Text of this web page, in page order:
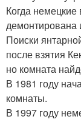
Когда немецкие
демонтирована
Поиски
после взятия
но комната
В 1981 году
комнаты.
В 1997 году